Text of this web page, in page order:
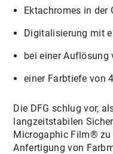
Ektachromes in der
Digitalisierung mit
bei einer Auflösung
einer Farbtiefe von
Die DFG schlug vor,
langzeitstabilen
Microgaphic Film® zu
Anfertigung von